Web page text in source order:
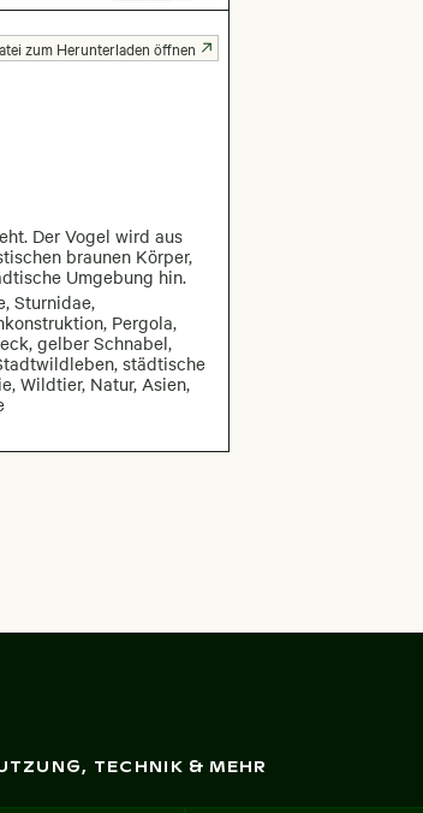
Der Vogel wird aus
braunen Körper,
Umgebung hin.
Sturnidae,
Pergola,
gelber Schnabel,
städtische
Wildtier, Natur, Asien,
zum Herunterladen öffnen
TECHNIK & MEHR